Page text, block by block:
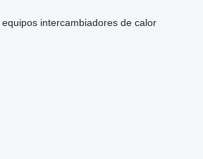
equipos intercambiadores de calor